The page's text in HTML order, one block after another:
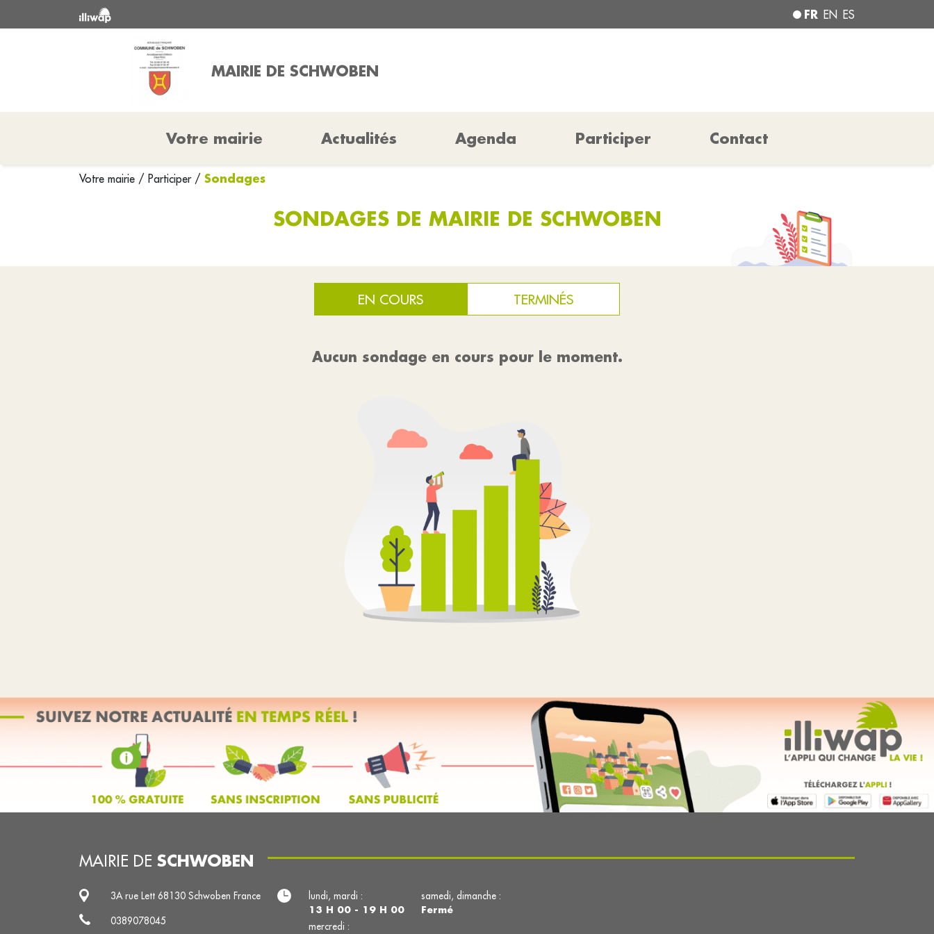
FR EN ES
MAIRIE DE SCHWOBEN
Votre mairie Actualités Agenda Participer Contact
Votre mairie / Participer/ Sondages
SONDAGES DE MAIRIE DE SCHWOBEN
EN COURS TERMINÉS
Aucun sondage en cours pour le moment.
MAIRIE DE SCHWOBEN
3A rue Lett 68130 Schwoben France
0389078045
lundi, mardi :
13 H 00 - 19 H 00
mercredi :
samedi, dimanche :
Fermé